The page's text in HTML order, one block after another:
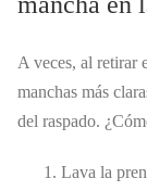
A veces, al retirar
manchas más
del raspado.
Lava la